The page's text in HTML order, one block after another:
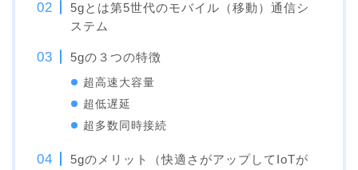
5gとは第5世代のモバイル（移動）通信シ
ステム
5gの３つの特徴
超高速大容量
超低遅延
超多数同時接続
5gのメリット（快適さがアップしてIoTが